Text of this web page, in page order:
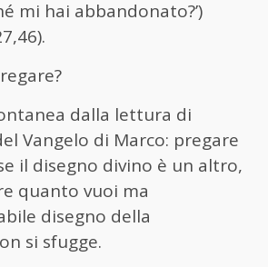
mi hai abbandonato?’)
dalla lettura di
Vangelo di Marco: pregare
il disegno divino è un altro,
quanto vuoi ma
disegno della
si sfugge.